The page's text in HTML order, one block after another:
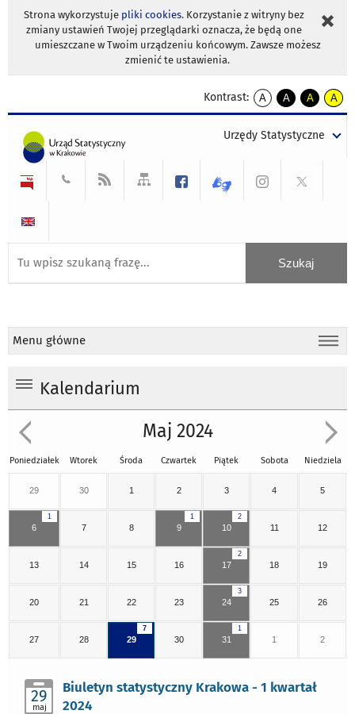
Strona wykorzystuje pliki cookies. Korzystanie z witryny bez
zmiany ustawień Twojej przeglądarki oznacza, że będą one
umieszczane w Twoim urządzeniu końcowym. Zawsze możesz
zmienić te ustawienia.
Kontrast:
A
kontrast
A
kontrast
tekst
czarnym
A
kontrast
tekst
czarnym
A
tekst
żółtym
Urzędy Statystyczne
Menu główne
Kalendarium
Maj 2024
Poniedziałek Wtorek Środa Czwartek Piątek Sobota Niedziela
29 30 1 2 3 4 5
1
6 7 8
1
9
2
10 11 12
13 14 15 16
2
17 18 19
20 21 22 23
3
24 25 26
27 28
7
29 30
1
31 1 2
29
maj
Biuletyn statystyczny Krakowa - 1 kwartał
2024